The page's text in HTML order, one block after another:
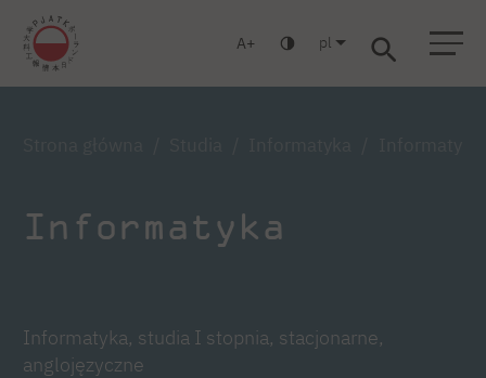
Warszawa Gdańsk Liceum Studia podyplomowe Studia MBA
A pl
Informatyka
Informatyka, studia I stopnia, stacjonarne,
anglojęzyczne